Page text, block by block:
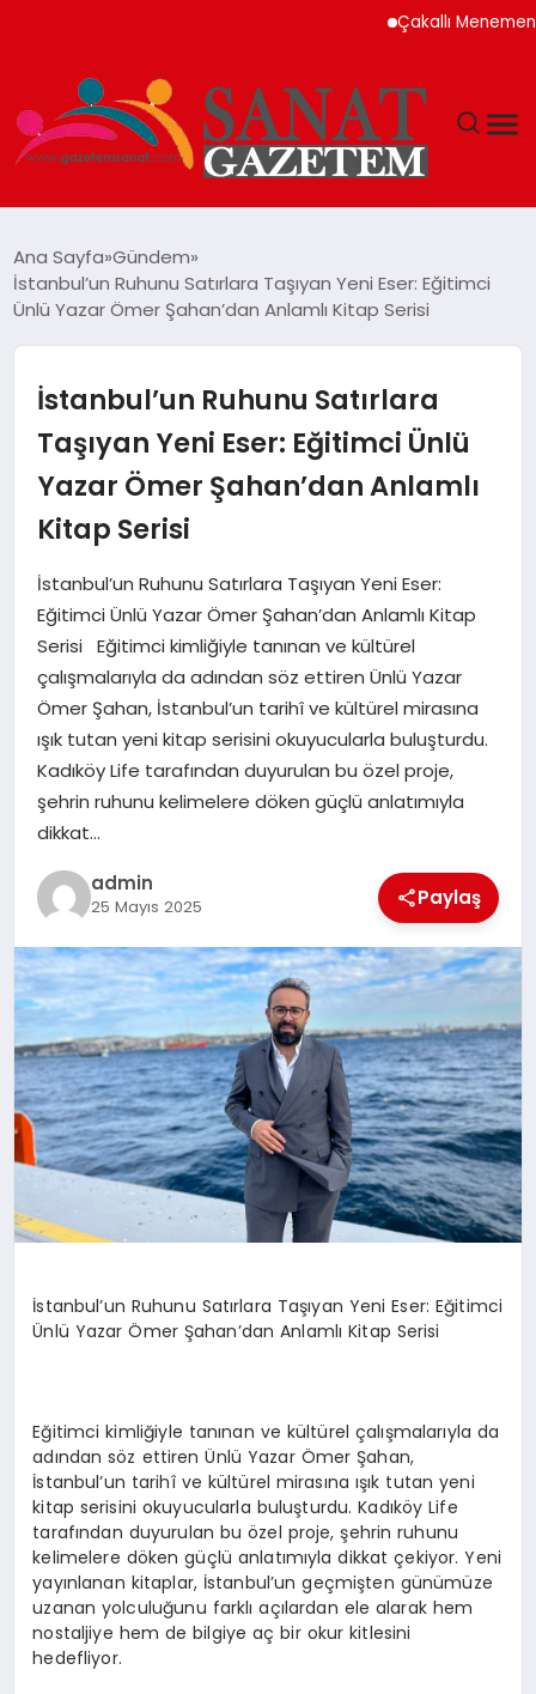
Çakallı Menemeni
TEKNOLOJI
YAŞAM
EKONOMI
SAĞLIK
DÜNYA
EĞITIM
Ana Sayfa Gündem
İstanbul’un Ruhunu Satırlara Taşıyan Yeni Eser: Eğitimci
Ünlü Yazar Ömer Şahan’dan Anlamlı Kitap Serisi
İstanbul’un Ruhunu Satırlara
Taşıyan Yeni Eser: Eğitimci Ünlü
Yazar Ömer Şahan’dan Anlamlı
Kitap Serisi
İstanbul’un Ruhunu Satırlara Taşıyan Yeni Eser:
Eğitimci Ünlü Yazar Ömer Şahan’dan Anlamlı Kitap
Serisi Eğitimci kimliğiyle tanınan ve kültürel
çalışmalarıyla da adından söz ettiren Ünlü Yazar
Ömer Şahan, İstanbul’un tarihî ve kültürel mirasına
ışık tutan yeni kitap serisini okuyucularla buluşturdu.
Kadıköy Life tarafından duyurulan bu özel proje,
şehrin ruhunu kelimelere döken güçlü anlatımıyla
dikkat…
admin
25 Mayıs 2025 Paylaş
İstanbul’un Ruhunu Satırlara Taşıyan Yeni Eser: Eğitimci
Ünlü Yazar Ömer Şahan’dan Anlamlı Kitap Serisi
Eğitimci kimliğiyle tanınan ve kültürel çalışmalarıyla da
adından söz ettiren Ünlü Yazar Ömer Şahan,
İstanbul’un tarihî ve kültürel mirasına ışık tutan yeni
kitap serisini okuyucularla buluşturdu. Kadıköy Life
tarafından duyurulan bu özel proje, şehrin ruhunu
kelimelere döken güçlü anlatımıyla dikkat çekiyor. Yeni
yayınlanan kitaplar, İstanbul’un geçmişten günümüze
uzanan yolculuğunu farklı açılardan ele alarak hem
nostaljiye hem de bilgiye aç bir okur kitlesini
hedefliyor.